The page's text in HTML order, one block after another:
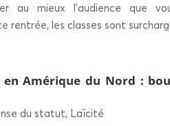
au mieux l’audience que
rentrée, les classes sont
Amé­rique du Nord :
du statut, Laïcité